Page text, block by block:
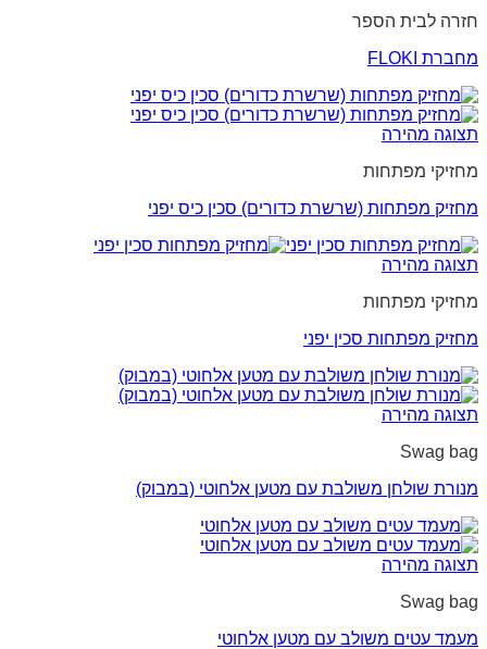
חזרה לבית הספר
מחברת FLOKI
תצוגה מהירה
מחזיקי מפתחות
מחזיק מפתחות (שרשרת כדורים) סכין כיס יפני
תצוגה מהירה
מחזיקי מפתחות
מחזיק מפתחות סכין יפני
תצוגה מהירה
Swag bag
מנורת שולחן משולבת עם מטען אלחוטי (במבוק)
תצוגה מהירה
Swag bag
מעמד עטים משולב עם מטען אלחוטי